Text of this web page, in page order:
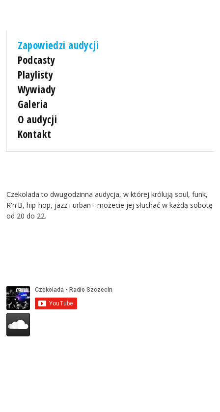
Zapowiedzi audycji
Podcasty
Playlisty
Wywiady
Galeria
O audycji
Kontakt
Czekolada to dwugodzinna audycja, w której królują soul, funk,
R'n'B, hip-hop, jazz i urban - możecie jej słuchać w każdą sobotę
od 20 do 22.